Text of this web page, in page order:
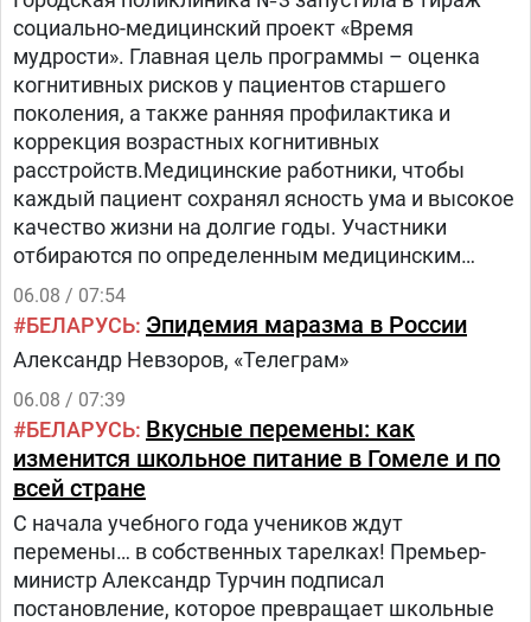
социально-медицинский проект «Время
мудрости». Главная цель программы – оценка
когнитивных рисков у пациентов старшего
поколения, а также ранняя профилактика и
коррекция возрастных когнитивных
расстройств.Медицинские работники, чтобы
каждый пациент сохранял ясность ума и высокое
качество жизни на долгие годы. Участники
отбираются по определенным медицинским
критериям из числа прикрепленного к
поликлинике населения.Путь в проекте состоит
из трех этапов:1.
06.08 / 07:54
БЕЛАРУСЬ Эпидемия маразма в России
Александр Невзоров, «Телеграм»
06.08 / 07:39
БЕЛАРУСЬ Вкусные перемены: как
изменится школьное питание в Гомеле и по
всей стране
С начала учебного года учеников ждут
перемены… в собственных тарелках! Премьер-
министр Александр Турчин подписал
постановление, которое превращает школьные